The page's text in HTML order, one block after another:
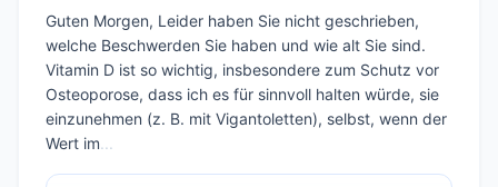
Guten Morgen, Leider haben Sie nicht geschrieben,
welche Beschwerden Sie haben und wie alt Sie sind.
Vitamin D ist so wichtig, insbesondere zum Schutz vor
Osteoporose, dass ich es für sinnvoll halten würde, sie
einzunehmen (z. B. mit Vigantoletten), selbst, wenn der
Wert im...